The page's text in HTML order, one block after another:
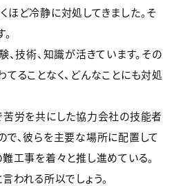
ほど冷静に対処してきました。そ
、技術、知識が活きています。その
ることなく、どんなことにも対処
苦労を共にした協力会社の技能者
で、彼らを主要な場所に配置して
工事を着々と推し進めている。
われる所以でしょう。